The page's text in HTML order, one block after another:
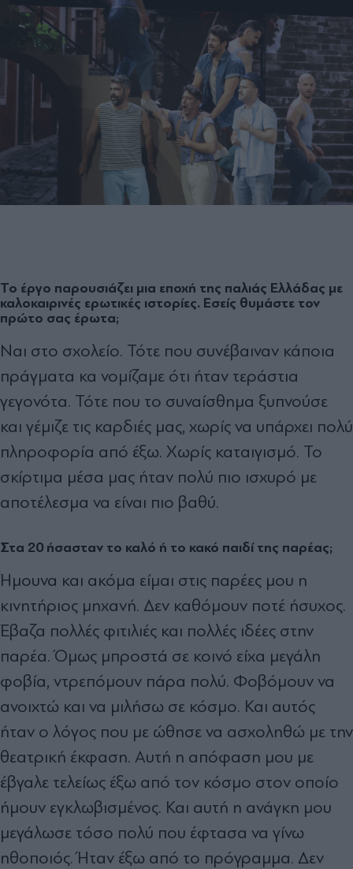
Το έργο παρουσιάζει μια εποχή της παλιάς Ελλάδας με
καλοκαιρινές ερωτικές ιστορίες. Εσείς θυμάστε τον
πρώτο σας έρωτα;
Ναι στο σχολείο. Τότε που συνέβαιναν κάποια
πράγματα κα νομίζαμε ότι ήταν τεράστια
γεγονότα. Τότε που το συναίσθημα ξυπνούσε
και γέμιζε τις καρδιές μας, χωρίς να υπάρχει πολύ
πληροφορία από έξω. Χωρίς καταιγισμό. Το
σκίρτιμα μέσα μας ήταν πολύ πιο ισχυρό με
αποτέλεσμα να είναι πιο βαθύ.
Στα 20 ήσασταν το καλό ή το κακό παιδί της παρέας;
Ήμουνα και ακόμα είμαι στις παρέες μου η
κινητήριος μηχανή. Δεν καθόμουν ποτέ ήσυχος.
Έβαζα πολλές φιτιλιές και πολλές ιδέες στην
παρέα. Όμως μπροστά σε κοινό είχα μεγάλη
φοβία, ντρεπόμουν πάρα πολύ. Φοβόμουν να
ανοιχτώ και να μιλήσω σε κόσμο. Και αυτός
ήταν ο λόγος που με ώθησε να ασχοληθώ με την
θεατρική έκφαση. Αυτή η απόφαση μου με
έβγαλε τελείως έξω από τον κόσμο στον οποίο
ήμουν εγκλωβισμένος. Και αυτή η ανάγκη μου
μεγάλωσε τόσο πολύ που έφτασα να γίνω
ηθοποιός. Ήταν έξω από το πρόγραμμα. Δεν